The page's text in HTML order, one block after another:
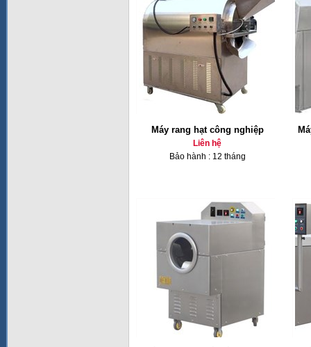
Máy rang hạt công nghiệp
Liên hệ
Bảo hành : 12 tháng